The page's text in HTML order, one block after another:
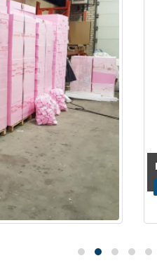
PIEPSCHUIM BLOKKEN
Bouw